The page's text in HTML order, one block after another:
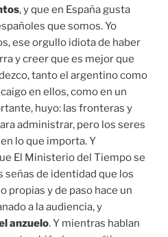
, y que en España gusta
que somos. Yo
ese orgullo idiota de haber
y creer que es mejor que
tanto el argentino como
en ellos, como en un
huyo: las fronteras y
administrar, pero los seres
lo que importa. Y
El Ministerio del Tiempo se
señas de identidad que los
propias y de paso hace un
a la audiencia, y
anzuelo. Y mientras hablan